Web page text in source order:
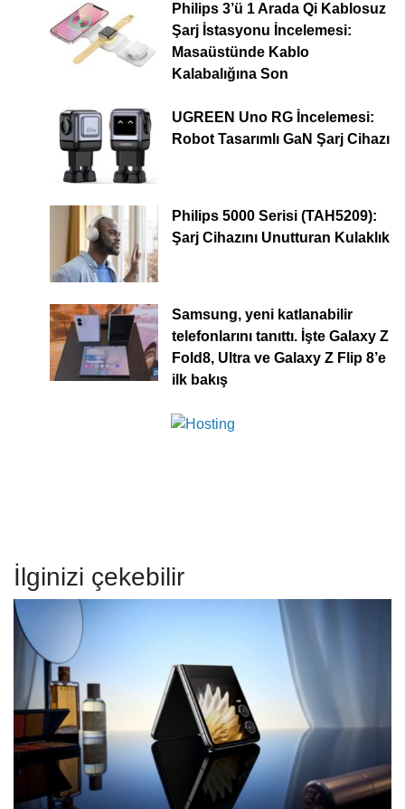
Philips 3’ü 1 Arada Qi Kablosuz
Şarj İstasyonu İncelemesi:
Masaüstünde Kablo
Kalabalığına Son
UGREEN Uno RG İncelemesi:
Robot Tasarımlı GaN Şarj Cihazı
Philips 5000 Serisi (TAH5209):
Şarj Cihazını Unutturan Kulaklık
Samsung, yeni katlanabilir
telefonlarını tanıttı. İşte Galaxy Z
Fold8, Ultra ve Galaxy Z Flip 8’e
ilk bakış
İlginizi çekebilir